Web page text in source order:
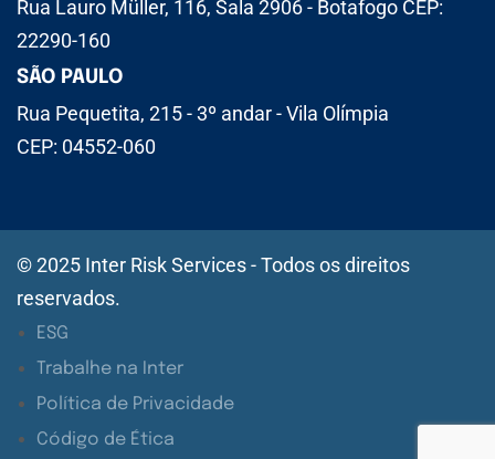
Rua Lauro Müller, 116, Sala 2906 - Botafogo CEP:
22290-160
SÃO PAULO
Rua Pequetita, 215 - 3º andar - Vila Olímpia
CEP: 04552-060
© 2025 Inter Risk Services - Todos os direitos
reservados.
ESG
Trabalhe na Inter
Política de Privacidade
Código de Ética